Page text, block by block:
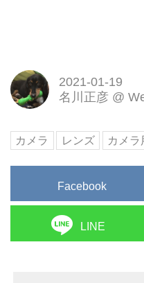
2021-01-19
名川正彦 @
カメラ レンズ カメラ
Facebook
LINE